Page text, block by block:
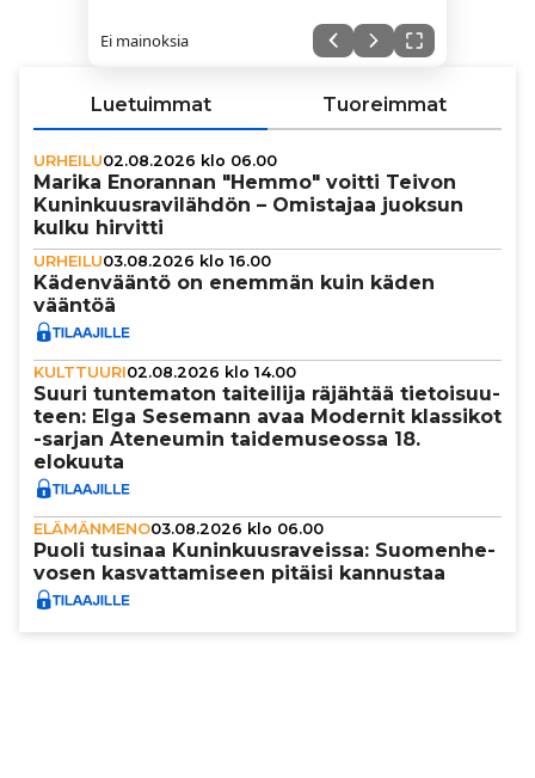
Ei mainoksia
Luetuimmat Tuoreimmat
URHEILU02.08.2026 klo 06.00
Marika Enorannan "Hemmo" voitti Teivon
Kunin­kuus­ra­vi­läh­dön – Omistajaa juoksun
kulku hirvitti
URHEILU03.08.2026 klo 16.00
Käden­vääntö on enemmän kuin käden
vääntöä
KULTTUURI02.08.2026 klo 14.00
Suuri tun­te­ma­ton tai­tei­lija räjähtää tie­toi­suu­
teen: Elga Sesemann avaa Modernit klassikot
-sarjan Ateneumin tai­de­mu­se­ossa 18.
elokuuta
ELÄMÄNMENO03.08.2026 klo 06.00
Puoli tusinaa Kunin­kuus­ra­veissa: Suo­men­he­
vo­sen kas­vat­ta­mi­seen pitäisi kannustaa